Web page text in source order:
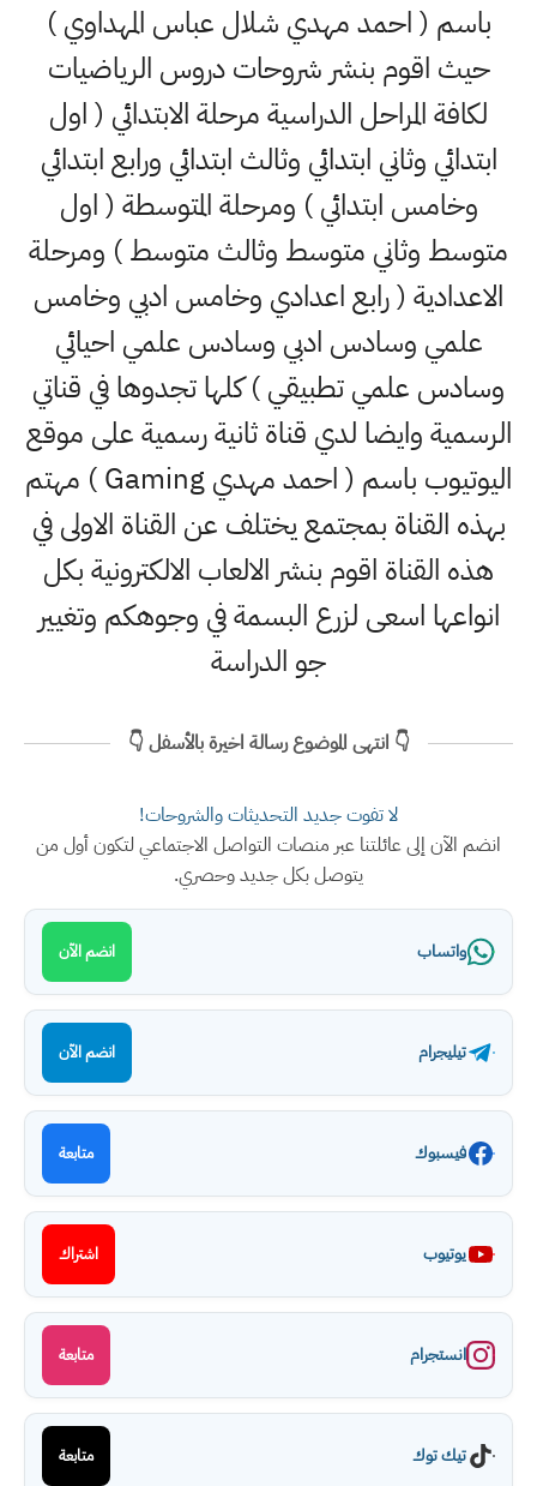
باسم ( احمد مهدي شلال عباس المهداوي )
حيث اقوم بنشر شروحات دروس الرياضيات
لكافة المراحل الدراسية مرحلة الابتدائي ( اول
ابتدائي وثاني ابتدائي وثالث ابتدائي ورابع ابتدائي
وخامس ابتدائي ) ومرحلة المتوسطة ( اول
متوسط وثاني متوسط وثالث متوسط ) ومرحلة
الاعدادية ( رابع اعدادي وخامس ادبي وخامس
علمي وسادس ادبي وسادس علمي احيائي
وسادس علمي تطبيقي ) كلها تجدوها في قناتي
الرسمية وايضا لدي قناة ثانية رسمية على موقع
اليوتيوب باسم ( احمد مهدي Gaming ) مهتم
بهذه القناة بمجتمع يختلف عن القناة الاولى في
هذه القناة اقوم بنشر الالعاب الالكترونية بكل
انواعها اسعى لزرع البسمة في وجوهكم وتغيير
جو الدراسة
👇 انتهى الموضوع رسالة اخيرة بالأسفل 👇
لا تفوت جديد التحديثات والشروحات!
انضم الآن إلى عائلتنا عبر منصات التواصل الاجتماعي لتكون أول من
يتوصل بكل جديد وحصري.
واتساب انضم الآن
تيليجرام انضم الآن
فيسبوك متابعة
يوتيوب اشتراك
انستجرام متابعة
تيك توك متابعة